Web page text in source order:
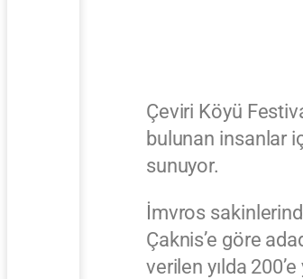
Çeviri Köyü
bulunan insanlar
sunuyor.
İmvros
Çaknis’e göre
verilen yılda